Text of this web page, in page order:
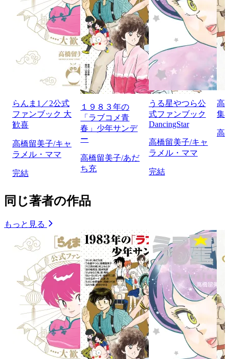
らんま1／2公式
ファンブック 大
歓喜
高橋留美子/キャ
ラメル・ママ
完結
１９８３年の
「ラブコメ青
春」少年サンデ
ー
高橋留美子/あだ
ち充
うる星やつら公
式ファンブック
DancingStar
高橋留美子/キャ
ラメル・ママ
完結
高
集
高
同じ著者の作品
もっと見る